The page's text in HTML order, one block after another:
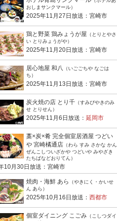
おしまサンクマール）
2025年11月27日放送：宮崎市
鶏と野菜 鶏みょうが屋 （とりとやさ
い とりみょうがや）
2025年11月20日放送：宮崎市
居心地屋 和八 （いごごちや なごは
ち）
2025年11月13日放送：宮崎市
炭火焼の店 とり千 （すみびやきのみ
せ とりせん）
2025年11月6日放送： 延岡市
藁×炭×肴 完全個室居酒屋 つどい
や 宮崎橘通店 （わら すみ さかな かん
ぜんこしついざかや つどいや みやざき
たちばなどおりてん）
10月30日放送：宮崎市
焼肉・海鮮 あら
（やきにく・かいせ
ん あら）
2025年10月16日放送： 西都市
個室ダイニング こごみ （こしつダイ